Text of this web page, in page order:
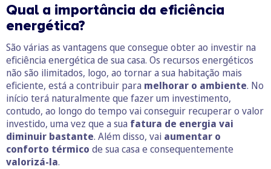
Qual a importância da eficiência
energética?
São várias as vantagens que consegue obter ao investir na
eficiência energética de sua casa. Os recursos energéticos
não são ilimitados, logo, ao tornar a sua habitação mais
eficiente, está a contribuir para melhorar o ambiente. No
início terá naturalmente que fazer um investimento,
contudo, ao longo do tempo vai conseguir recuperar o valor
investido, uma vez que a sua fatura de energia vai
diminuir bastante. Além disso, vai aumentar o
conforto térmico de sua casa e consequentemente
valorizá-la.